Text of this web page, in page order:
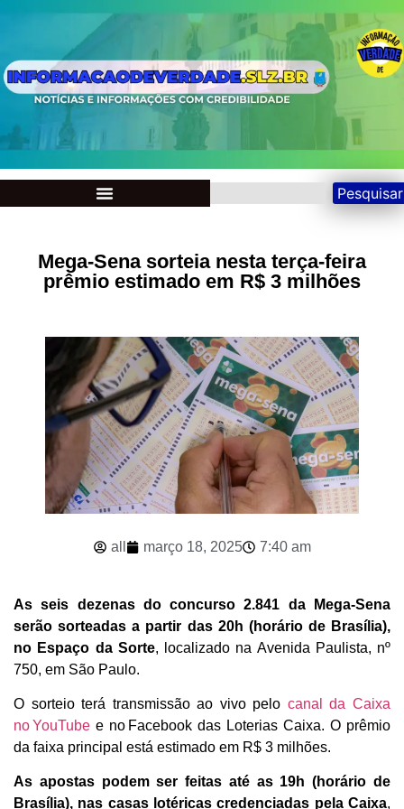
Pesquisar
Mega-Sena sorteia nesta terça-feira
prêmio estimado em R$ 3 milhões
all março 18, 2025 7:40 am
As seis dezenas do concurso 2.841 da Mega-Sena
serão sorteadas a partir das 20h (horário de Brasília),
no Espaço da Sorte, localizado na Avenida Paulista, nº
750, em São Paulo.
O sorteio terá transmissão ao vivo pelo canal da Caixa
no YouTube e no Facebook das Loterias Caixa. O prêmio
da faixa principal está estimado em R$ 3 milhões.
As apostas podem ser feitas até as 19h (horário de
Brasília), nas casas lotéricas credenciadas pela Caixa,